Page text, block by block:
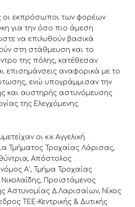
οι εκπρόσωποι των φορέων
για την όσο πιο άμεση
να επιλυθούν βασικά
στη στάθμευση και το
της πόλης, κατέθεσαν
επισημάνσεις αναφορικά με το
ενώ υπογράμμισαν την
και αυστηρής αστυνόμευσης
της Ελεγχόμενης
οι κ.κ Αγγελική
Τμήματος Τροχαίας Λάρισας,
Απόστολος
Α’, Τμήμα Τροχαίας
Προϊστάμενος
Αστυνομίας Δ.Λαρισαίων, Νίκος
ΤΕΕ-Κεντρικής & Δυτικής